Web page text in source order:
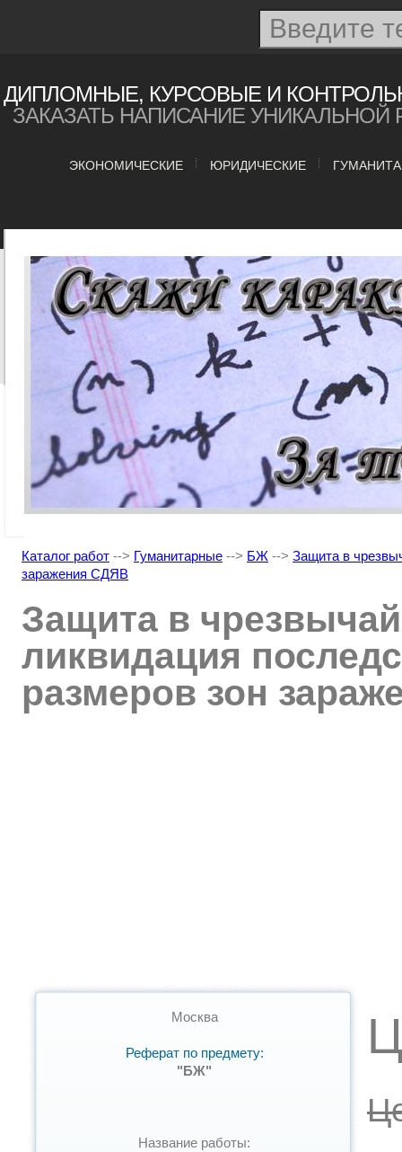
ДИПЛОМНЫЕ, КУРСОВЫЕ И
ЗАКАЗАТЬ НАПИСАНИЕ
ЭКОНОМИЧЕСКИЕ ЮРИДИЧЕСКИЕ
Каталог работ --> Гуманитарные --> БЖ --> Защита в
заражения СДЯВ
Защита в
ликвидация
размеров зон
Москва
Реферат по предмету:
"БЖ"
Название работы: